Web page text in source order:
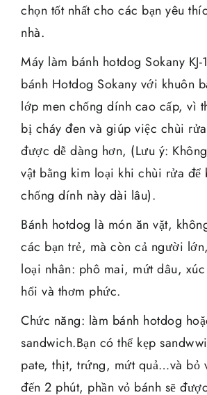
chọn tốt nhất cho các bạn yêu
nhà.
Máy làm bánh hotdog Sokany
bánh Hotdog Sokany với khuôn
lớp men chống dính cao cấp, vì
bị cháy đen và giúp việc chùi
được dễ dàng hơn, (Lưu ý:
vật bằng kim loại khi chùi rửa để
chống dính này dài lâu).
Bánh hotdog là món ăn vặt,
các bạn trẻ, mà còn cả người
loại nhân: phô mai, mứt dâu,
hổi và thơm phức.
Chức năng: làm bánh hotdog
sandwich.Bạn có thể kẹp
pate, thịt, trứng, mứt quả…và bỏ
đến 2 phút, phần vỏ bánh sẽ